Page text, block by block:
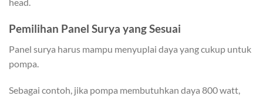
Pemilihan Panel Surya yang Sesuai
Panel surya harus mampu menyuplai daya yang cukup untuk
pompa.
Sebagai contoh, jika pompa membutuhkan daya 800 watt,